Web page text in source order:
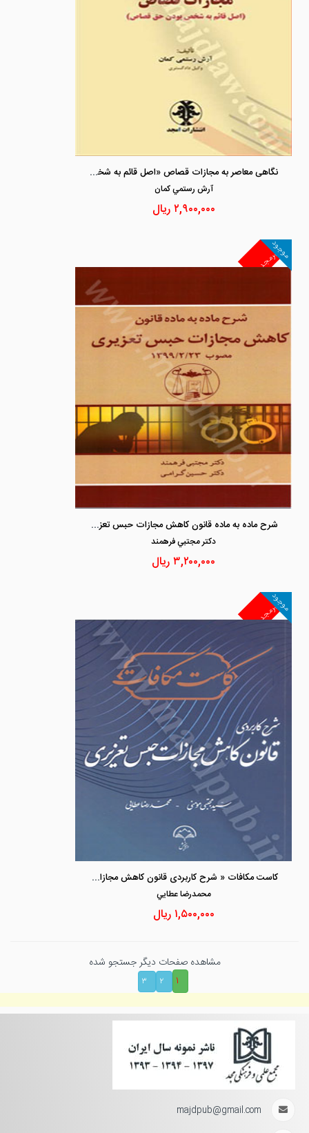
نگاهی معاصر به مجازات قصاص «اصل قائم به شخص بودن حق قصاص»
آرش رستمي كمان
۲,۹۰۰,۰۰۰ریال
غیرمجد
موجود
شرح ماده به ماده قانون کاهش مجازات حبس تعزیری مصوب 1399/2/23
دكتر مجتبي فرهمند
۳,۲۰۰,۰۰۰ریال
غیرمجد
موجود
کاست مکافات « شرح کاربردی قانون کاهش مجازات حبس تعزیری»
محمدرضا عطايي
۱,۵۰۰,۰۰۰ ریال
مشاهده صفحات دیگر جستجو شده
۱
۲ ۳
majdpub@gmail.com